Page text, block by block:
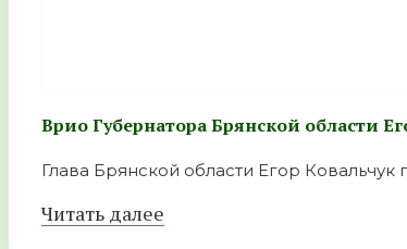
Врио Губернатора Брянской области
Глава Брянской области Егор
Читать далее